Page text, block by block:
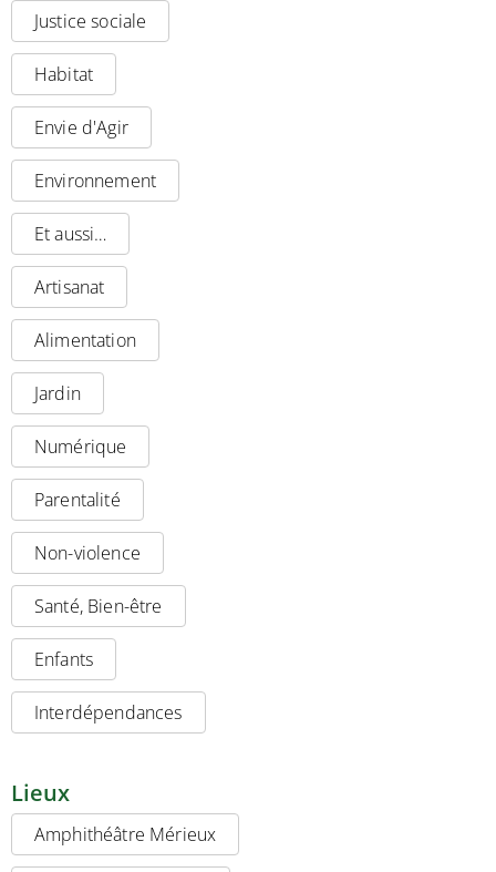
Justice sociale
Habitat
Envie d'Agir
Environnement
Et aussi…
Artisanat
Alimentation
Jardin
Numérique
Parentalité
Non-violence
Santé, Bien-être
Enfants
Interdépendances
Lieux
Amphithéâtre Mérieux